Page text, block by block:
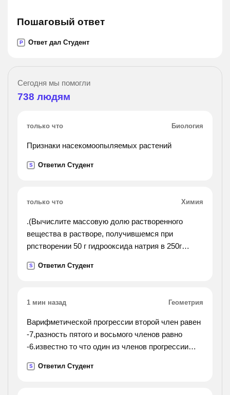
Пошаговый ответ
P Ответ дал Студент
Сегодня мы помогли
738 людям
только что Биология
Признаки насекомоопыляемых растений
S Ответил Студент
только что Химия
.(Вычислите массовую долю растворенного
вещества в растворе, получившемся при
рпстворении 50 г гидрооксида натрия в 250г
S Ответил Студент
1 мин назад Геометрия
Варифметической прогрессии второй член равен
-7,разность пятого и восьмого членов равно
-6.известно то что один из членов прогрессии
S Ответил Студент